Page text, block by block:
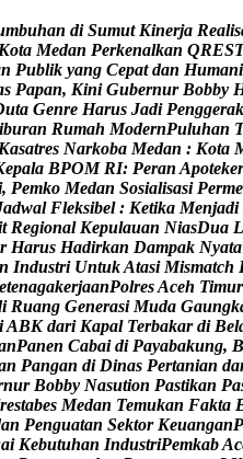
mbuhan di Sumut Kinerja Realis
Kota Medan Perkenalkan QRES
n Publik yang Cepat dan Humani
s Papan, Kini Gubernur Bobby
uta Genre Harus Jadi Penggerak
iburan Rumah ModernPuluhan T
Kasatres Narkoba Medan : Kota
epala BPOM RI: Peran Apoteker
, Pemko Medan Sosialisasi Perme
adwal Fleksibel : Ketika Menjadi
t Regional Kepulauan NiasDua L
r Harus Hadirkan Dampak Nyata
n Industri UntukAtasi Mismatch
etenagakerjaanPolresAceh Timur
i Ruang Generasi Muda Gaungk
iABK dari Kapal Terbakar di Bel
nPanen Cabai di Payabakung, B
n Pangan di Dinas Pertanian da
nur Bobby Nasution Pastikan Pa
restabes Medan Temukan Fakta
an Penguatan Sektor KeuanganP
ai Kebutuhan IndustriPemkabAc